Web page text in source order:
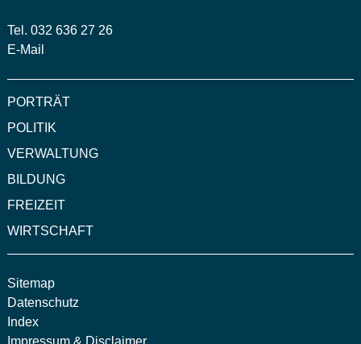
Tel. 032 636 27 26
E-Mail
PORTRÄT
POLITIK
VERWALTUNG
BILDUNG
FREIZEIT
WIRTSCHAFT
Sitemap
Datenschutz
Index
Impressum & Disclaimer